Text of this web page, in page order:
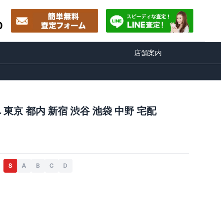
店舗案内
京 都内 新宿 渋谷 池袋 中野 宅配
S A B C D